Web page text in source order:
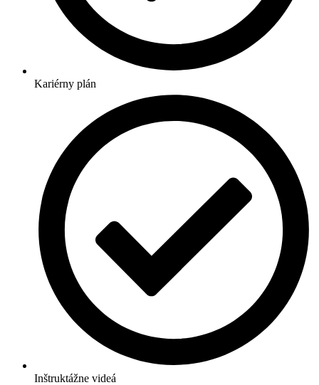
Kariérny plán
Inštruktážne videá